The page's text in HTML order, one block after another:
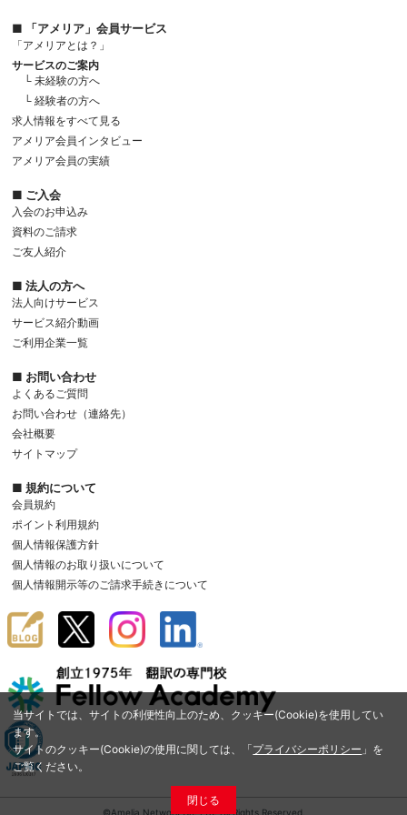
当サイトでは、サイトの利便性向上のため、クッキー(Cookie)を使用してい
ます。
サイトのクッキー(Cookie)の使用に関しては、「プライバシーポリシー 」を
ご覧ください。
閉じる
■ 「アメリア」会員サービス
「アメリアとは？」
サービスのご案内
└ 未経験の方へ
└ 経験者の方へ
求人情報をすべて見る
アメリア会員インタビュー
アメリア会員の実績
■ ご入会
入会のお申込み
資料のご請求
ご友人紹介
■ 法人の方へ
法人向けサービス
サービス紹介動画
ご利用企業一覧
■ お問い合わせ
よくあるご質問
お問い合わせ（連絡先）
会社概要
サイトマップ
■ 規約について
会員規約
ポイント利用規約
個人情報保護方針
個人情報のお取り扱いについて
個人情報開示等のご請求手続きについて
©Amelia Network Co.,Ltd. All Rights Reserved.